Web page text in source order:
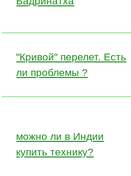
"Кривой" перелет. Есть
ли проблемы ?
можно ли в Индии
купить технику?